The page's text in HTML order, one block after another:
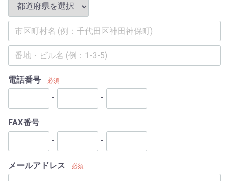
電話番号 必須
- -
FAX番号
-
-
メールアドレス 必須